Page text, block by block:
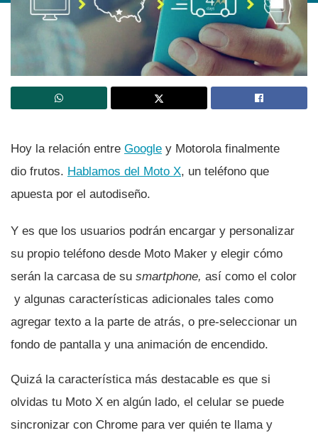
Hoy la relación entre Google y Motorola finalmente
dio frutos. Hablamos del Moto X, un teléfono que
apuesta por el autodiseño.
Y es que los usuarios podrán encargar y personalizar
su propio teléfono desde Moto Maker y elegir cómo
serán la carcasa de su smartphone, así­ como el color
y algunas caracterí­sticas adicionales tales como
agregar texto a la parte de atrás, o pre-seleccionar un
fondo de pantalla y una animación de encendido.
Quizá la caracterí­stica más destacable es que si
olvidas tu Moto X en algún lado, el celular se puede
sincronizar con Chrome para ver quién te llama y